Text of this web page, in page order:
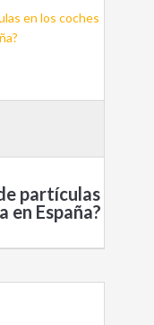
partículas
en España?